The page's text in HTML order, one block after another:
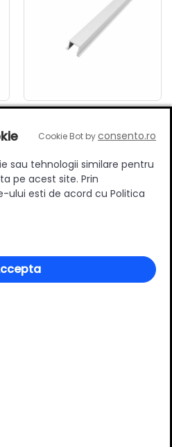
Volo Poket 80
Adauga in cos
Cookie Bot byconsento.ro
sau tehnologii similare pentru
pe acest site. Prin
esti de acord cu Politica